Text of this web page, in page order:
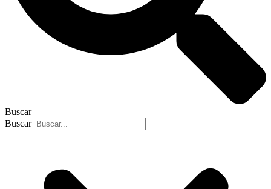
Buscar
Buscar